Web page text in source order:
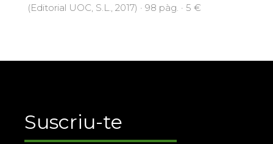
(Editorial UOC, S.L., 2017) · 98 pàg. · 5 €
Suscriu-te